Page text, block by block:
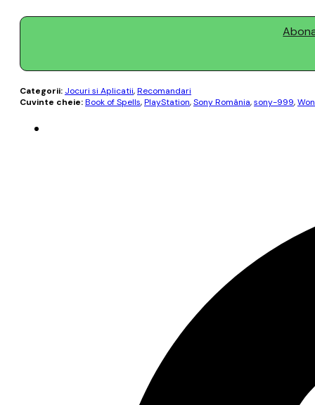
Categorii: Jocuri si Aplicatii,Recomandari
Cuvinte cheie:Book of Spells,PlayStation,Sony România,sony-999,